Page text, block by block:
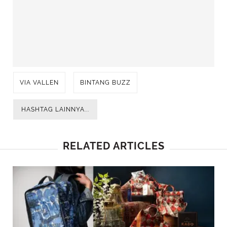
VIA VALLEN BINTANG BUZZ
HASHTAG LAINNYA...
RELATED ARTICLES